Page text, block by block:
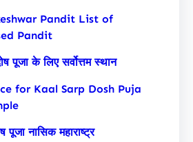
Pandit List of
Pandit
पूजा के लिए सर्वोत्तम स्थान
for Kaal Sarp Dosh Puja
पूजा नासिक महाराष्ट्र